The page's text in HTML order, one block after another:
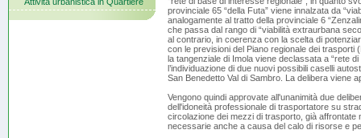
provinciale 65 “della Futa” viene innalzata da
analogamente al tratto della provinciale 6
che passa dal rango di “viabilità extraurbana
al contrario, in coerenza con la scelta di
con le previsioni del Piano regionale dei trasporti
la tangenziale di Imola viene declassata a “rete
l’individuazione di due nuovi possibili caselli
San Benedetto Val di Sambro. La delibera viene
Vengono quindi approvate all'unanimità due
dell'idoneità professionale di trasportatore su
circolazione dei mezzi di trasporto, già
necessarie anche a causa del calo di risorse e